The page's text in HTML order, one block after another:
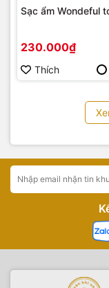
Sạc ẩm Wondeful
230.000₫
Thích